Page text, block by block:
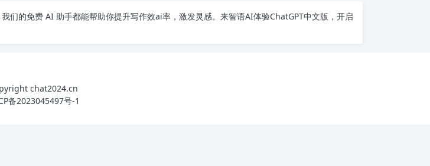
们的免费 AI 助手都能帮助你提升写作效ai率，激发灵感。来智语AI体验ChatGPT中文版 ，开启
chat2024.cn
备2023045497号-1